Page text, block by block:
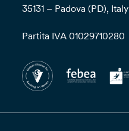
35131 – Padova (PD), Italy
Partita IVA 01029710280